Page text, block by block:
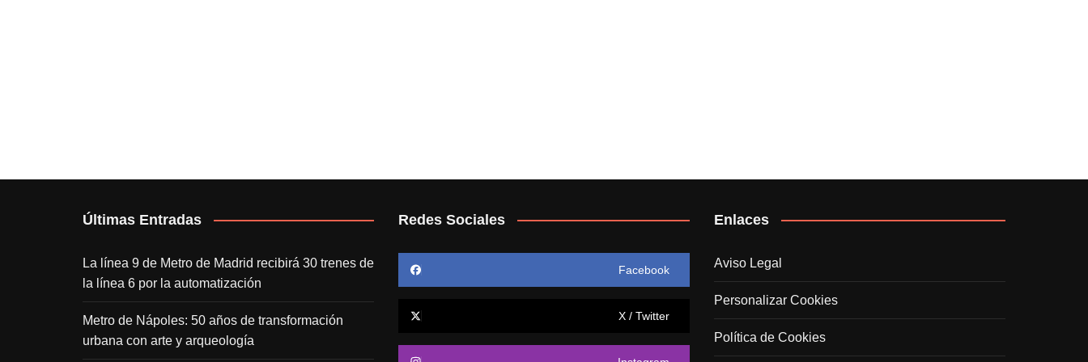
Últimas Entradas
La línea 9 de Metro de Madrid recibirá 30 trenes de
la línea 6 por la automatización
Metro de Nápoles: 50 años de transformación
urbana con arte y arqueología
Redes Sociales
Facebook
X / Twitter
Enlaces
Aviso Legal
Personalizar Cookies
Política de Cookies